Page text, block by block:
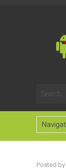
Posted by